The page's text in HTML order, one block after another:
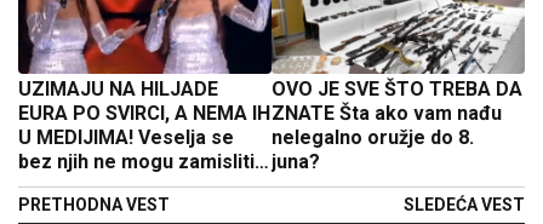
UZIMAJU NA HILJADE
EURA PO SVIRCI, A NEMA IH
U MEDIJIMA! Veselja se
bez njih ne mogu zamisliti,
a evo ko su muzičari iz
senke
PRETHODNA VEST
OVO JE SVE ŠTO TREBA DA
ZNATE Šta ako vam nađu
nelegalno oružje do 8.
juna?
SLEDEĆA VEST